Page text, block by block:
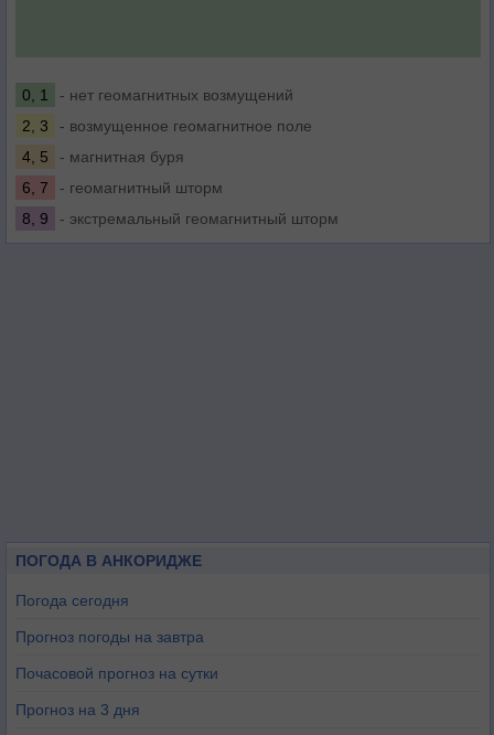
0, 1
- нет геомагнитных возмущений
2, 3
- возмущенное геомагнитное поле
4, 5
- магнитная буря
6, 7
- геомагнитный шторм
8, 9
- экстремальный геомагнитный шторм
ПОГОДА В АНКОРИДЖЕ
Погода сегодня
Прогноз погоды на завтра
Почасовой прогноз на сутки
Прогноз на 3 дня